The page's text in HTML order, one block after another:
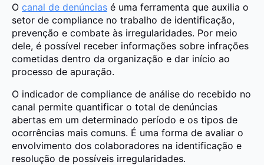
O canal de denúncias é uma ferramenta que auxilia o
setor de compliance no trabalho de identificação,
prevenção e combate às irregularidades. Por meio
dele, é possível receber informações sobre infrações
cometidas dentro da organização e dar início ao
processo de apuração.
O indicador de compliance de análise do recebido no
canal permite quantificar o total de denúncias
abertas em um determinado período e os tipos de
ocorrências mais comuns. É uma forma de avaliar o
envolvimento dos colaboradores na identificação e
resolução de possíveis irregularidades.